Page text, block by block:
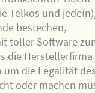
Telkos und
bestechen,
toller Software
die Herstellerfirma
um die Legalität
oder machen